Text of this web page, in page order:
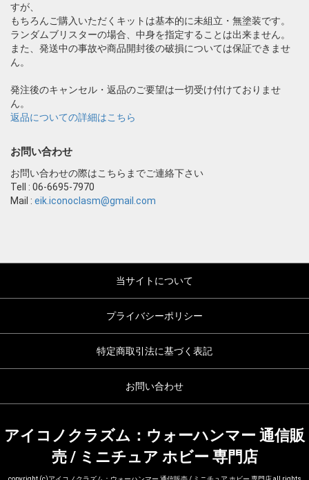
すが、
もちろんご購入いただくキットは基本的に未組立・無塗装です。
ランダムブリスターの場合、中身を指定することは出来ません。
また、発送中の事故や商品開封後の破損については保証できませ
ん。
発注後のキャンセル・返品のご要望は一切受け付けておりませ
ん。
返品についての詳細はこちら
お問い合わせ
お問い合わせの際はこちらまでご連絡下さい
Tell : 06-6695-7970
Mail : eik.iconoclasm@gmail.com
当サイトについて
プライバシーポリシー
特定商取引法に基づく表記
お問い合わせ
アイコノクラズム：ウォーハンマー 通信販
売 / ミニチュア ホビー 専門店